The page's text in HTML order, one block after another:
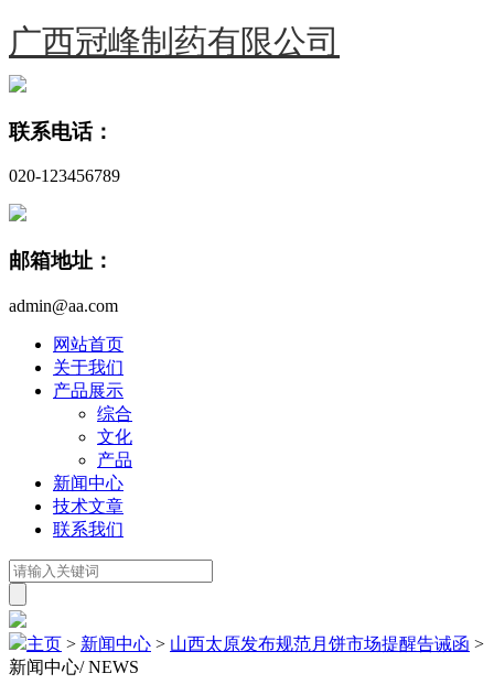
广西冠峰制药有限公司
联系电话：
020-123456789
邮箱地址：
admin@aa.com
网站首页
关于我们
产品展示
综合
文化
产品
新闻中心
技术文章
联系我们
主页 > 新闻中心 > 山西太原发布规范月饼市场提醒告诫函 >
新闻中心/ NEWS